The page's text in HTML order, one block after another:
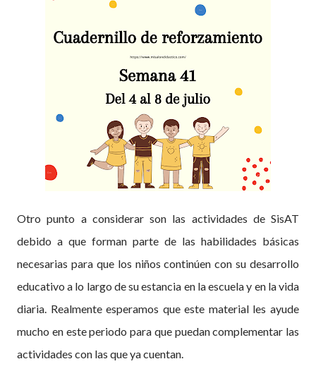
Otro punto a considerar son las actividades de SisAT
debido a que forman parte de las habilidades básicas
necesarias para que los niños continúen con su desarrollo
educativo a lo largo de su estancia en la escuela y en la vida
diaria. Realmente esperamos que este material les ayude
mucho en este periodo para que puedan complementar las
actividades con las que ya cuentan.